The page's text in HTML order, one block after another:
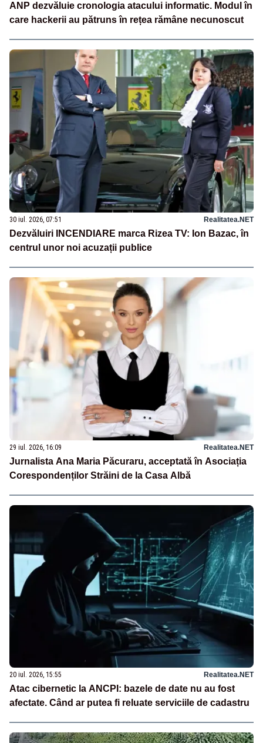
ANP dezvăluie cronologia atacului informatic. Modul în
care hackerii au pătruns în rețea rămâne necunoscut
30 iul. 2026, 07:51 Realitatea.NET
Dezvăluiri INCENDIARE marca Rizea TV: Ion Bazac, în
centrul unor noi acuzații publice
29 iul. 2026, 16:09 Realitatea.NET
Jurnalista Ana Maria Păcuraru, acceptată în Asociația
Corespondenților Străini de la Casa Albă
20 iul. 2026, 15:55 Realitatea.NET
Atac cibernetic la ANCPI: bazele de date nu au fost
afectate. Când ar putea fi reluate serviciile de cadastru